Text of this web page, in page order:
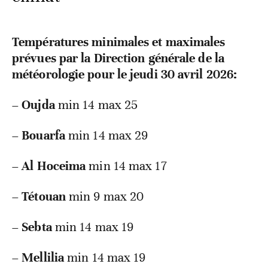
Températures minimales et maximales
prévues par la Direction générale de la
météorologie pour le jeudi 30 avril 2026:
–Oujdamin 14 max 25
–Bouarfamin 14 max 29
–Al Hoceimamin 14 max 17
–Tétouanmin 9 max 20
– Sebtamin 14 max 19
–Melliliamin 14 max 19